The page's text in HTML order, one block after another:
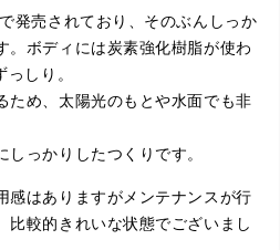
発売されており、そのぶんしっか
。ボディには炭素強化樹脂が使わ
しり。
ため、太陽光のもとや水面でも非
っかりしたつくりです。
感はありますがメンテナンスが行
比較的きれいな状態でございまし